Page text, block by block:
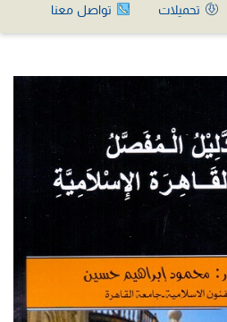
تحميلات تواصل معنا